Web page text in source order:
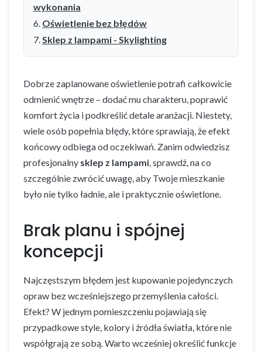
wykonania
Oświetlenie bez błędów
Sklep z lampami - Skylighting
Dobrze zaplanowane oświetlenie potrafi całkowicie
odmienić wnętrze – dodać mu charakteru, poprawić
komfort życia i podkreślić detale aranżacji. Niestety,
wiele osób popełnia błędy, które sprawiają, że efekt
końcowy odbiega od oczekiwań. Zanim odwiedzisz
profesjonalny sklep z lampami , sprawdź, na co
szczególnie zwrócić uwagę, aby Twoje mieszkanie
było nie tylko ładnie, ale i praktycznie oświetlone.
Brak planu i spójnej
koncepcji
Najczęstszym błędem jest kupowanie pojedynczych
opraw bez wcześniejszego przemyślenia całości.
Efekt? W jednym pomieszczeniu pojawiają się
przypadkowe style, kolory i źródła światła, które nie
współgrają ze sobą. Warto wcześniej określić funkcje